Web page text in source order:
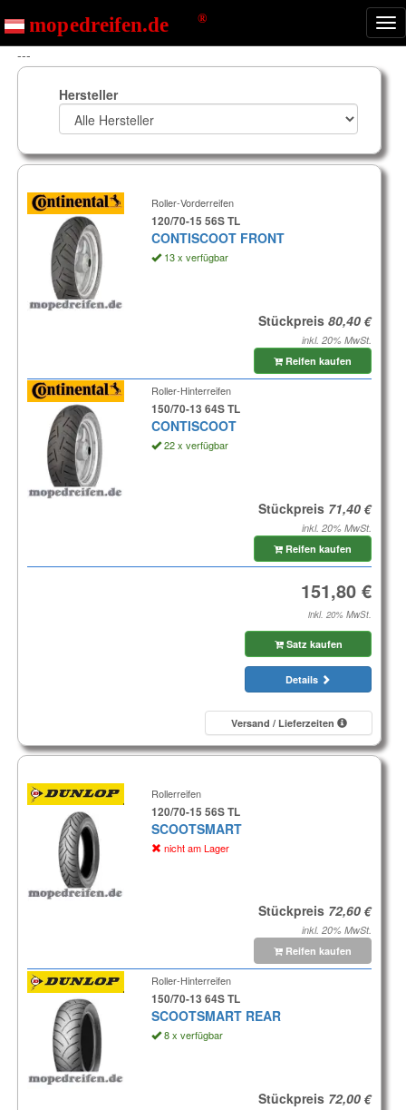
---
Hersteller
Roller-Vorderreifen
120/70-15 56S TL
CONTISCOOT FRONT
13 x verfügbar
Stückpreis
inkl. 20% MwSt.
Reifen kaufen
Roller-Hinterreifen
150/70-13 64S TL
CONTISCOOT
22 x verfügbar
Stückpreis
inkl. 20% MwSt.
Reifen kaufen
inkl. 20% MwSt.
Satz kaufen
Details
Versand / Lieferzeiten
Rollerreifen
120/70-15 56S TL
SCOOTSMART
nicht am Lager
Stückpreis
inkl. 20% MwSt.
Reifen kaufen
Roller-Hinterreifen
150/70-13 64S TL
SCOOTSMART REAR
8 x verfügbar
Stückpreis